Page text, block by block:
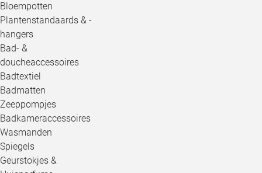
Bloempotten
Plantenstandaards & -
hangers
Bad- &
doucheaccessoires
Badtextiel
Badmatten
Zeeppompjes
Badkameraccessoires
Wasmanden
Spiegels
Geurstokjes &